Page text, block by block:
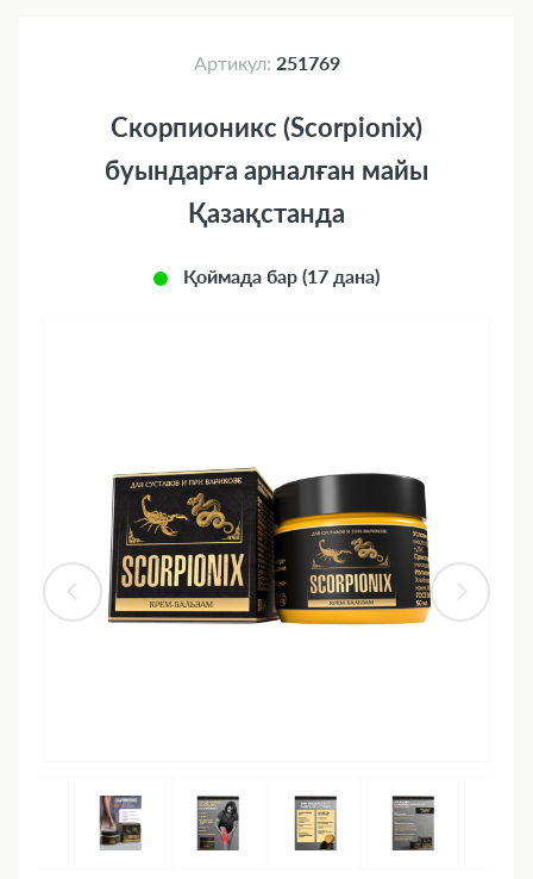
Артикул: 251769
Қоймада бар (17 дана)
Скорпионикс (Scorpionix)
буындарға арналған майы
Қазақстанда